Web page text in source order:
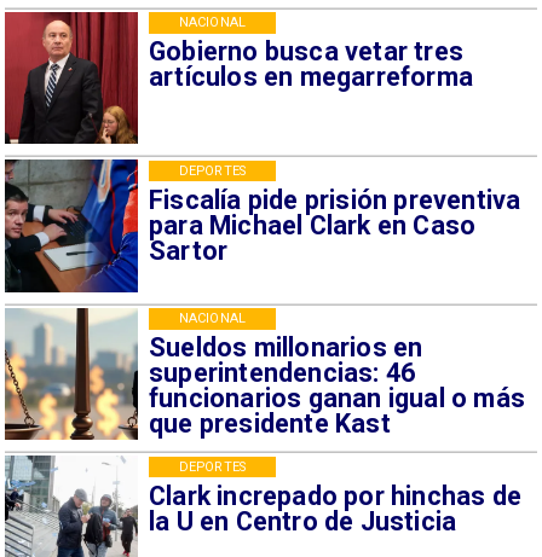
Gobierno busca vetar tres
artículos en megarreforma
NACIONAL
Fiscalía pide prisión preventiva
para Michael Clark en Caso
Sartor
DEPORTES
Sueldos millonarios en
superintendencias: 46
funcionarios ganan igual o más
que presidente Kast
NACIONAL
Clark increpado por hinchas de
la U en Centro de Justicia
DEPORTES